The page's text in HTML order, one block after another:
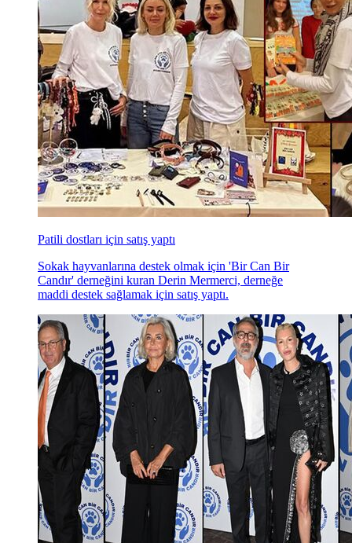
Patili dostları için satış yaptı
Sokak hayvanlarına destek olmak için 'Bir Can Bir
Candır' derneğini kuran Derin Mermerci, derneğe
maddi destek sağlamak için satış yaptı.